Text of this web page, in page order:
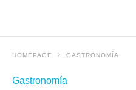
HOMEPAGE GASTRONOMÍA
Gastronomía